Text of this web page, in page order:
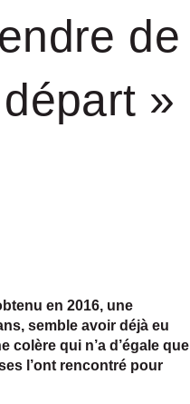
de
»
en 2016, une
semble avoir déjà eu
colère qui n’a d’égale que
l’ont rencontré pour